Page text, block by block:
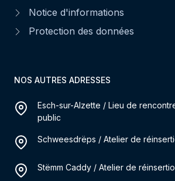
Notice d'informations
Protection des données
NOS AUTRES ADRESSES
Esch-sur-Alzette / Lieu de
public
Schweesdrëps / Atelier de
Stëmm Caddy / Atelier de